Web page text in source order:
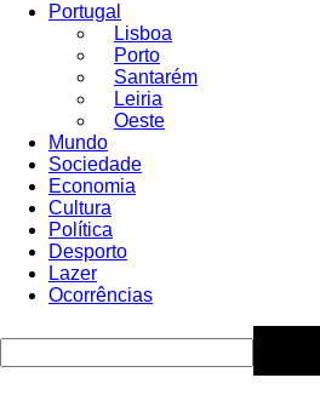
Portugal
Lisboa
Porto
Santarém
Leiria
Oeste
Mundo
Sociedade
Economia
Cultura
Política
Desporto
Lazer
Ocorrências